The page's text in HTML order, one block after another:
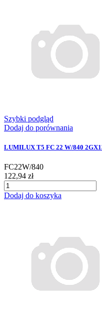
Szybki podgląd
Dodaj do porównania
LUMILUX T5 FC 22 W/840
FC22W/840
122,94 zł
Dodaj do koszyka